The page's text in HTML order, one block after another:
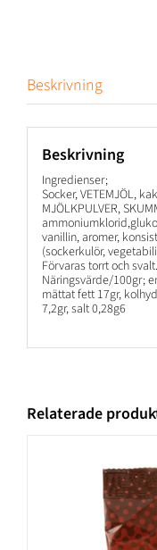
Beskrivning
Beskrivning
Ingredienser;
Socker, VETEMJÖL,
MJÖLKPULVER,
vanillin, aromer,
(sockerkulör,
Förvaras torrt och svalt.
Näringsvärde/100gr;
mättat fett 17gr,
7,2gr, salt 0,28g6
Relaterade